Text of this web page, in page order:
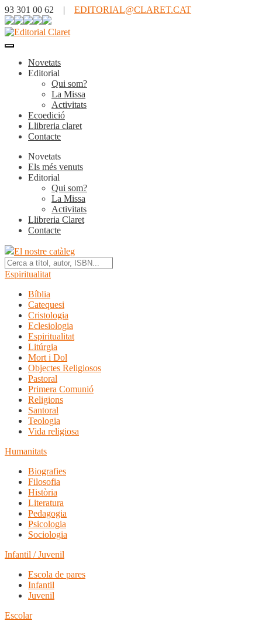
93 301 00 62 | EDITORIAL@CLARET.CAT
Novetats
Editorial
Qui som?
La Missa
Activitats
Ecoedició
Llibreria claret
Contacte
Novetats
Els més venuts
Editorial
Qui som?
La Missa
Activitats
Llibreria Claret
Contacte
El nostre catàleg
Espiritualitat
Bíblia
Catequesi
Cristologia
Eclesiologia
Espiritualitat
Litúrgia
Mort i Dol
Objectes Religiosos
Pastoral
Primera Comunió
Religions
Santoral
Teologia
Vida religiosa
Humanitats
Biografies
Filosofia
Història
Literatura
Pedagogia
Psicologia
Sociologia
Infantil / Juvenil
Escola de pares
Infantil
Juvenil
Escolar